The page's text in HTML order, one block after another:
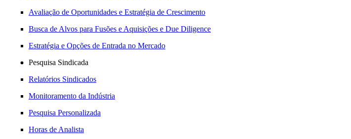
Avaliação de Oportunidades e Estratégia de Crescimento
Busca de Alvos para Fusões e Aquisições e Due Diligence
Estratégia e Opções de Entrada no Mercado
Pesquisa Sindicada
Relatórios Sindicados
Monitoramento da Indústria
Pesquisa Personalizada
Horas de Analista